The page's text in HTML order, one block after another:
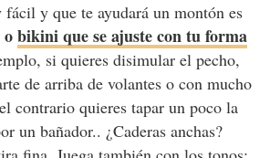
y que te ayudará un montón es
bikini que se ajuste con tu forma
si quieres disimular el pecho,
de arriba de volantes o con mucho
contrario quieres tapar un poco la
un bañador.. ¿Caderas anchas?